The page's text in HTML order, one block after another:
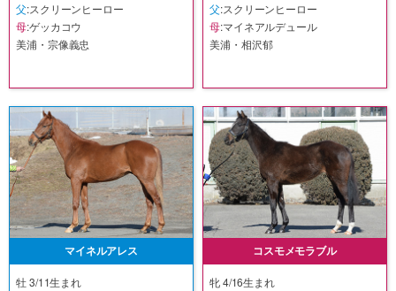
父:スクリーンヒーロー
母:ゲッカコウ
美浦・宗像義忠
父:スクリーンヒーロー
母:マイネアルデュール
美浦・相沢郁
マイネルアレス
牡 3/11生まれ
コスモメモラブル
牝 4/16生まれ